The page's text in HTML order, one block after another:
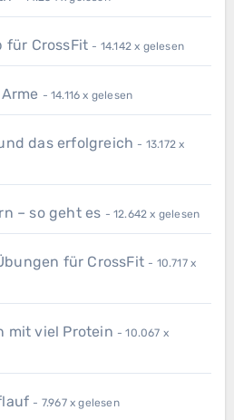
für CrossFit - 14.142 x gelesen
- 14.116 x gelesen
das erfolgreich - 13.172 x
– so geht es - 12.642 x gelesen
für CrossFit - 10.717 x
mit viel Protein - 10.067 x
- 7.967 x gelesen